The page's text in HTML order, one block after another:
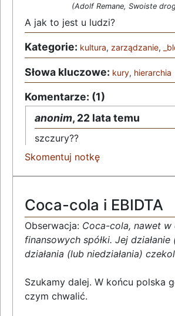
(Adolf Remane, Swoiste
A jak to jest u ludzi?
Kategorie: kultura, zarządzanie,
Słowa kluczowe: kury, hierarchia
Komentarze: (1)
anonim, 22 lata temu
szczury??
Skomentuj notkę
Coca-cola i EBIDTA
Obserwacja: Coca-cola, nawet
finansowych spółki. Jej
działania (lub niedziałania)
Szukamy dalej. W końcu polska
czym chwalić.